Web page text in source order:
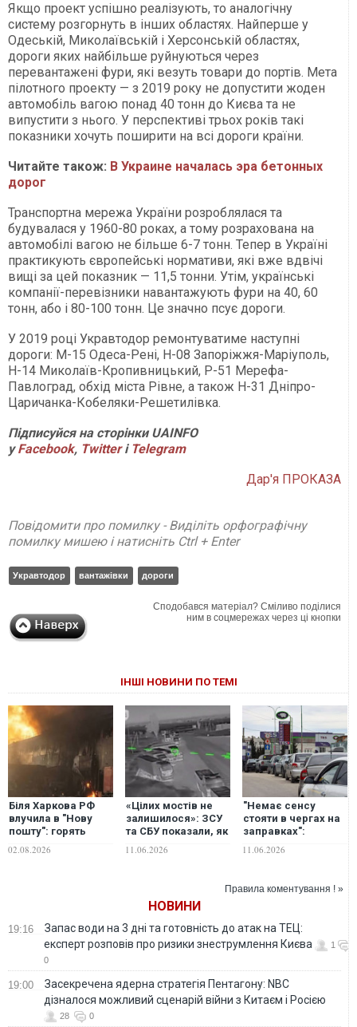
Якщо проект успішно реалізують, то аналогічну
систему розгорнуть в інших областях. Найперше у
Одеській, Миколаївській і Херсонській областях,
дороги яких найбільше руйнуються через
перевантажені фури, які везуть товари до портів. Мета
пілотного проекту — з 2019 року не допустити жоден
автомобіль вагою понад 40 тонн до Києва та не
випустити з нього. У перспективі трьох років такі
показники хочуть поширити на всі дороги країни.
Читайте також: В Украине началась эра бетонных
дорог
Транспортна мережа України розроблялася та
будувалася у 1960-80 роках, а тому розрахована на
автомобілі вагою не більше 6-7 тонн. Тепер в Україні
практикують європейські нормативи, які вже вдвічі
вищі за цей показник — 11,5 тонни. Утім, українські
компанії-перевізники навантажують фури на 40, 60
тонн, або і 80-100 тонн. Це значно псує дороги.
У 2019 році Укравтодор ремонтуватиме наступні
дороги: М-15 Одеса-Рені, Н-08 Запоріжжя-Маріуполь,
Н-14 Миколаїв-Кропивницький, Р-51 Мерефа-
Павлоград, обхід міста Рівне, а також Н-31 Дніпро-
Царичанка-Кобеляки-Решетилівка.
Підписуйся на сторінки UAINFO
уFacebook, Twitter і Telegram
Дар'я ПРОКАЗА
Повідомити про помилку - Виділіть орфографічну
помилку мишею і натисніть Ctrl + Enter
Укравтодор вантажівки дороги
Сподобався матеріал? Сміливо поділися
ним в соцмережах через ці кнопки
ІНШІ НОВИНИ ПО ТЕМІ
Біля Харкова РФ
влучила в "Нову
пошту": горять
вантажівки та
02.08.2026
«Цілих мостів не
залишилося»: ЗСУ
та СБУ показали, як
ключовий
11.06.2026
"Немає сенсу
стояти в чергах на
заправках":
що вантажівки з
удари України
11.06.2026
Правила коментування ! »
НОВИНИ
19:16
Запас води на 3 дні та готовність до атак на ТЕЦ:
експерт розповів про ризики знеструмлення Києва
1
0
19:00
Засекречена ядерна стратегія Пентагону: NBC
дізналося можливий сценарій війни з Китаєм і Росією
28 0